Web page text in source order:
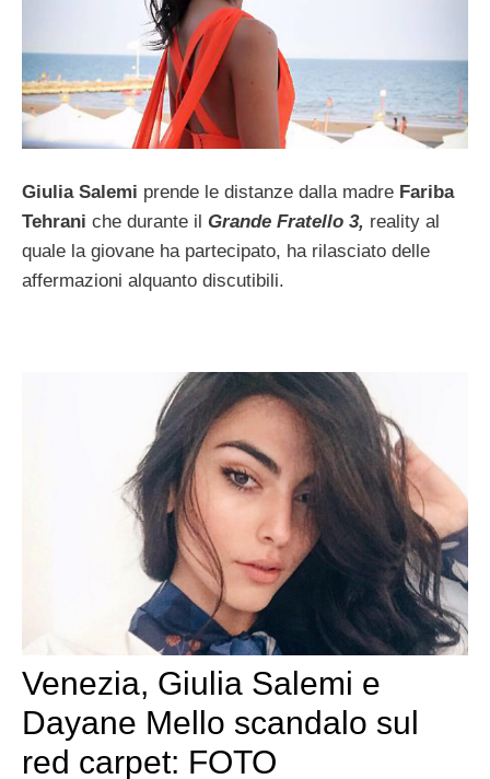
Giulia Salemi prende le distanze dalla madre Fariba
Tehrani che durante il Grande Fratello 3, reality al
quale la giovane ha partecipato, ha rilasciato delle
affermazioni alquanto discutibili.
Venezia, Giulia Salemi e
Dayane Mello scandalo sul
red carpet: FOTO